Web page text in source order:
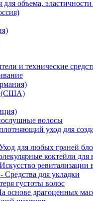
объема,
и технические
(США)
волосы
уход для
для любых граней
коктейли для
ревитализации
Средства для укладки
густоты волос
основе драгоценных